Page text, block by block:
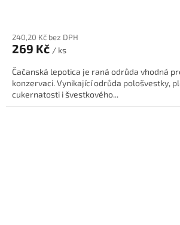
240,20 Kč bez DPH
269 Kč / ks
Čačanská lepotica je raná odrůda vhodná
konzervaci. Vynikající odrůda pološvestky,
cukernatosti i švestkového...